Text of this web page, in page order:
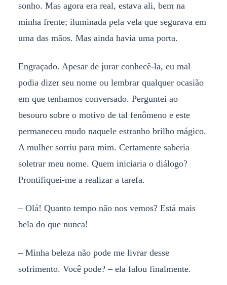
sonho. Mas agora era real, estava ali, bem na
minha frente; iluminada pela vela que segurava em
uma das mãos. Mas ainda havia uma porta.
Engraçado. Apesar de jurar conhecê-la, eu mal
podia dizer seu nome ou lembrar qualquer ocasião
em que tenhamos conversado. Perguntei ao
besouro sobre o motivo de tal fenômeno e este
permaneceu mudo naquele estranho brilho mágico.
A mulher sorriu para mim. Certamente saberia
soletrar meu nome. Quem iniciaria o diálogo?
Prontifiquei-me a realizar a tarefa.
– Olá! Quanto tempo não nos vemos? Está mais
bela do que nunca!
– Minha beleza não pode me livrar desse
sofrimento. Você pode? – ela falou finalmente.